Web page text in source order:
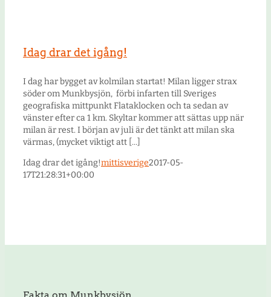
Idag drar det igång!
I dag har bygget av kolmilan startat! Milan ligger strax
söder om Munkbysjön, förbi infarten till Sveriges
geografiska mittpunkt Flataklocken och ta sedan av
vänster efter ca 1 km. Skyltar kommer att sättas upp när
milan är rest. I början av juli är det tänkt att milan ska
värmas, (mycket viktigt att [...]
Idag drar det igång!mittisverige2017-05-
17T21:28:31+00:00